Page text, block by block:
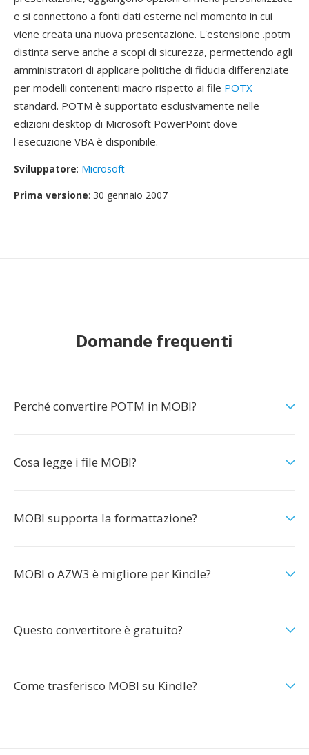
e si connettono a fonti dati esterne nel momento in cui
viene creata una nuova presentazione. L'estensione .potm
distinta serve anche a scopi di sicurezza, permettendo agli
amministratori di applicare politiche di fiducia differenziate
per modelli contenenti macro rispetto ai file POTX
standard. POTM è supportato esclusivamente nelle
edizioni desktop di Microsoft PowerPoint dove
l'esecuzione VBA è disponibile.
Sviluppatore: Microsoft
Prima versione: 30 gennaio 2007
Domande frequenti
Perché convertire POTM in MOBI?
Cosa legge i file MOBI?
MOBI supporta la formattazione?
MOBI o AZW3 è migliore per Kindle?
Questo convertitore è gratuito?
Come trasferisco MOBI su Kindle?